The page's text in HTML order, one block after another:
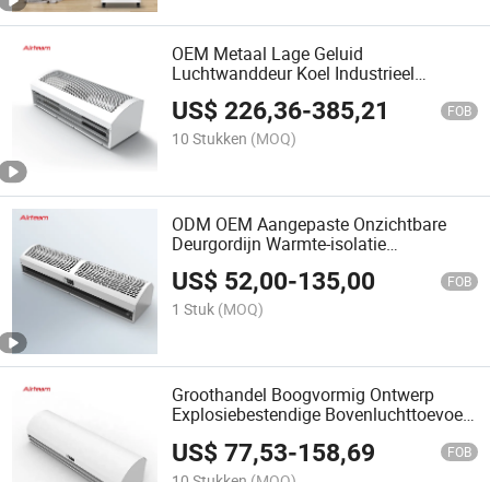
OEM Metaal Lage Geluid
Luchtwanddeur Koel Industrieel
Centrifugaal Luchtgordijn
US$226,36-385,21 FOB
10 Stukken (MOQ)
ODM OEM Aangepaste Onzichtbare
Deurgordijn Warmte-isolatie
Kruisstroom Luchtgordijn
US$ 52,00-135,00 FOB
1 Stuk (MOQ)
Groothandel Boogvormig Ontwerp
Explosiebestendige Bovenluchttoevoer
Temperatuurisolatie Centrifugaal
Ventilatortype Luchtgordijn
US$77,53-158,69 FOB